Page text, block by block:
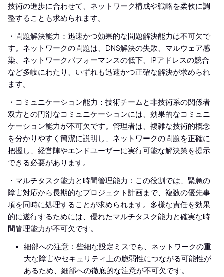
技術の進歩に合わせて、ネットワーク構成や戦略を柔軟に調
整することも求められます。
・問題解決能力：迅速かつ効果的な問題解決能力は不可欠で
す。ネットワークの問題は、DNS解決の失敗、マルウェア感
染、ネットワークパフォーマンスの低下、IPアドレスの競合
など多岐にわたり、いずれも迅速かつ正確な解決が求められ
ます。
・コミュニケーション能力：技術チームと非技術系の関係者
双方との円滑なコミュニケーションには、効果的なコミュニ
ケーション能力が不可欠です。管理者は、複雑な技術的概念
を分かりやすく簡潔に説明し、ネットワークの問題を正確に
把握し、経営陣やエンドユーザーに実行可能な解決策を提示
できる必要があります。
・マルチタスク能力と時間管理能力：この役割では、緊急の
障害対応から長期的なプロジェクト計画まで、複数の優先事
項を同時に処理することが求められます。多様な責任を効果
的に遂行するためには、優れたマルチタスク能力と確実な時
間管理能力が不可欠です。
細部への注意：些細な設定ミスでも、ネットワークの重
大な障害やセキュリティ上の脆弱性につながる可能性が
あるため、細部への徹底的な注意が不可欠です。